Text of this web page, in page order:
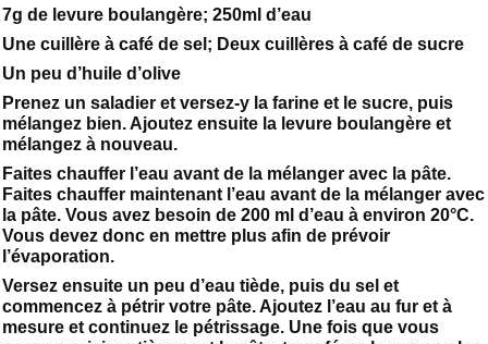
7g de levure boulangère; 250ml d’eau
Une cuillère à café de sel; Deux cuillères à café de sucre
Un peu d’huile d’olive
Prenez un saladier et versez-y la farine et le sucre, puis
mélangez bien. Ajoutez ensuite la levure boulangère et
mélangez à nouveau.
Faites chauffer l’eau avant de la mélanger avec la pâte.
Faites chauffer maintenant l’eau avant de la mélanger avec
la pâte. Vous avez besoin de 200 ml d’eau à environ 20°C.
Vous devez donc en mettre plus afin de prévoir
l’évaporation.
Versez ensuite un peu d’eau tiède, puis du sel et
commencez à pétrir votre pâte. Ajoutez l’eau au fur et à
mesure et continuez le pétrissage. Une fois que vous